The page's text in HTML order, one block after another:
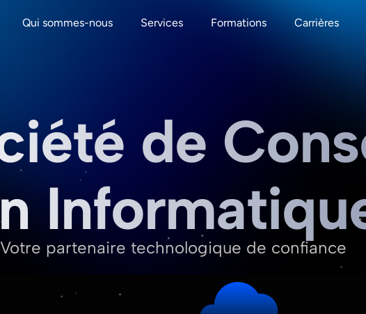
Qui sommes-nous Services Formations Carrières
de
Votre partenaire technologique de confiance